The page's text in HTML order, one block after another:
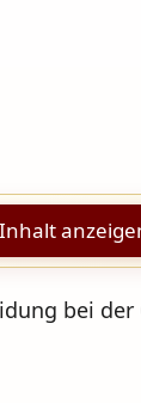
Inhalt
bei